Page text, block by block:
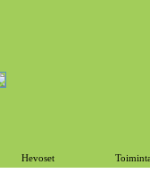
Hevoset Toiminta